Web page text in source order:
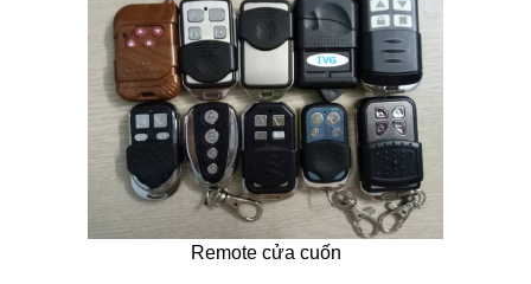
Remote cửa cuốn